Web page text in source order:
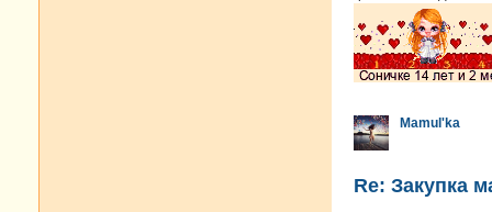
Mamul'ka
Re: Закупка